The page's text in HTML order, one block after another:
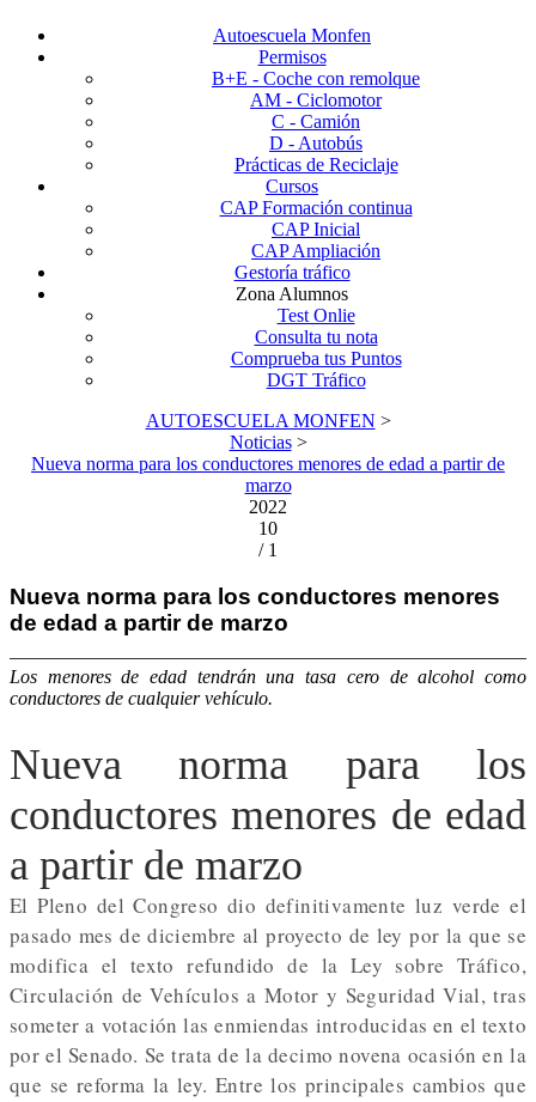
Autoescuela Monfen
Permisos
B+E - Coche con remolque
AM - Ciclomotor
C - Camión
D - Autobús
Prácticas de Reciclaje
Cursos
CAP Formación continua
CAP Inicial
CAP Ampliación
Gestoría tráfico
Zona Alumnos
Test Onlie
Consulta tu nota
Comprueba tus Puntos
DGT Tráfico
AUTOESCUELA MONFEN >
Noticias>
Nueva norma para los conductores menores de edad a partir de
marzo
2022
10
/ 1
Nueva norma para los conductores menores
de edad a partir de marzo
Los menores de edad tendrán una tasa cero de alcohol como
conductores de cualquier vehículo.
Nueva norma para los
conductores menores de edad
a partir de marzo
El Pleno del Congreso dio definitivamente luz verde el
pasado mes de diciembre al proyecto de ley por la que se
modifica el texto refundido de la Ley sobre Tráfico,
Circulación de Vehículos a Motor y Seguridad Vial, tras
someter a votación las enmiendas introducidas en el texto
por el Senado. Se trata de la decimo novena ocasión en la
que se reforma la ley. Entre los principales cambios que